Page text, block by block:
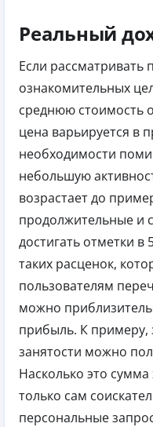
Реальный
Если рассматривать
ознакомительных
среднюю стоимость
цена варьируется в
необходимости
небольшую
возрастает до
продолжительные и
достигать отметки в
таких расценок,
пользователям
можно
прибыль. К примеру,
занятости можно
Насколько это
только сам
персональные